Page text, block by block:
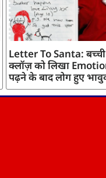
Letter To Santa: बच्ची
क्लॉज़ को लिखा
पढ़ने के बाद लोग हुए